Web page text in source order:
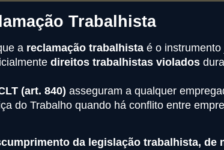
Trabalhista
a reclamação trabalhista é o
direitos trabalhistas violados
(art. 840) asseguram a qualquer
do Trabalho quando há conflito entre
da legislação trabalhista, de